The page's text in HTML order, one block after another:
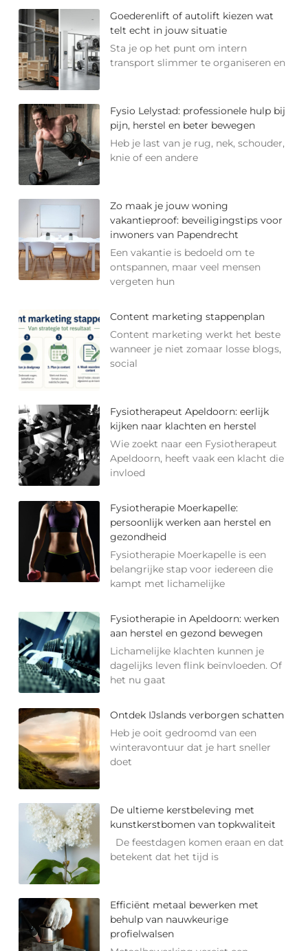
Goederenlift of autolift kiezen wat
telt echt in jouw situatie
Sta je op het punt om intern
transport slimmer te organiseren en
Fysio Lelystad: professionele hulp bij
pijn, herstel en beter bewegen
Heb je last van je rug, nek, schouder,
knie of een andere
Zo maak je jouw woning
vakantieproof: beveiligingstips voor
inwoners van Papendrecht
Een vakantie is bedoeld om te
ontspannen, maar veel mensen
vergeten hun
Content marketing stappenplan
Content marketing werkt het beste
wanneer je niet zomaar losse blogs,
social
Fysiotherapeut Apeldoorn: eerlijk
kijken naar klachten en herstel
Wie zoekt naar een Fysiotherapeut
Apeldoorn, heeft vaak een klacht die
invloed
Fysiotherapie Moerkapelle:
persoonlijk werken aan herstel en
gezondheid
Fysiotherapie Moerkapelle is een
belangrijke stap voor iedereen die
kampt met lichamelijke
Fysiotherapie in Apeldoorn: werken
aan herstel en gezond bewegen
Lichamelijke klachten kunnen je
dagelijks leven flink beïnvloeden. Of
het nu gaat
Ontdek IJslands verborgen schatten
Heb je ooit gedroomd van een
winteravontuur dat je hart sneller
doet
De ultieme kerstbeleving met
kunstkerstbomen van topkwaliteit
De feestdagen komen eraan en dat
betekent dat het tijd is
Efficiënt metaal bewerken met
behulp van nauwkeurige
profielwalsen